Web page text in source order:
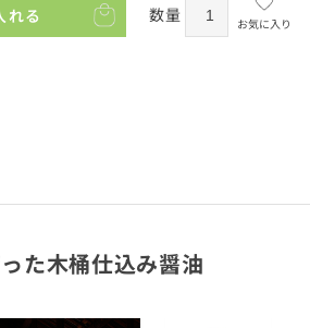
数量
れる お気に入り
た木桶仕込み醤油